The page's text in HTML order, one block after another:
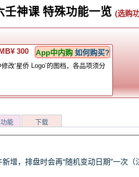
壬神课 特殊功能一览 (选购
300 App中内购 如何购买?
改‘星侨 Logo’的图档，各品项须分
能 下载
增，排盘时会再“随机变动日期”一次